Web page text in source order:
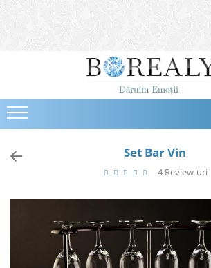
Bijuterii
Cercei
Bratari
Coliere
Tiare
Destinatari
Bijuterii Femei
Bijuterii Copii
Set Bar Vin
4 Review-uri